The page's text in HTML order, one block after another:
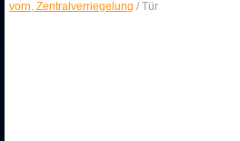
vorn, Zentralverriegelung / Tür